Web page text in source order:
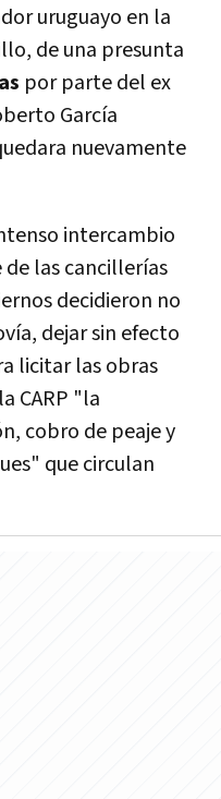
uruguayo en la
de una presunta
por parte del ex
García
nuevamente
intercambio
las cancillerías
decidieron no
dejar sin efecto
licitar las obras
CARP "la
cobro de peaje y
que circulan